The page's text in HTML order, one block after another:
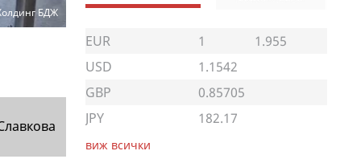
БДЖ
EUR 1
1.955
USD
1.1542
GBP
0.85705
JPY
182.17
виж всички